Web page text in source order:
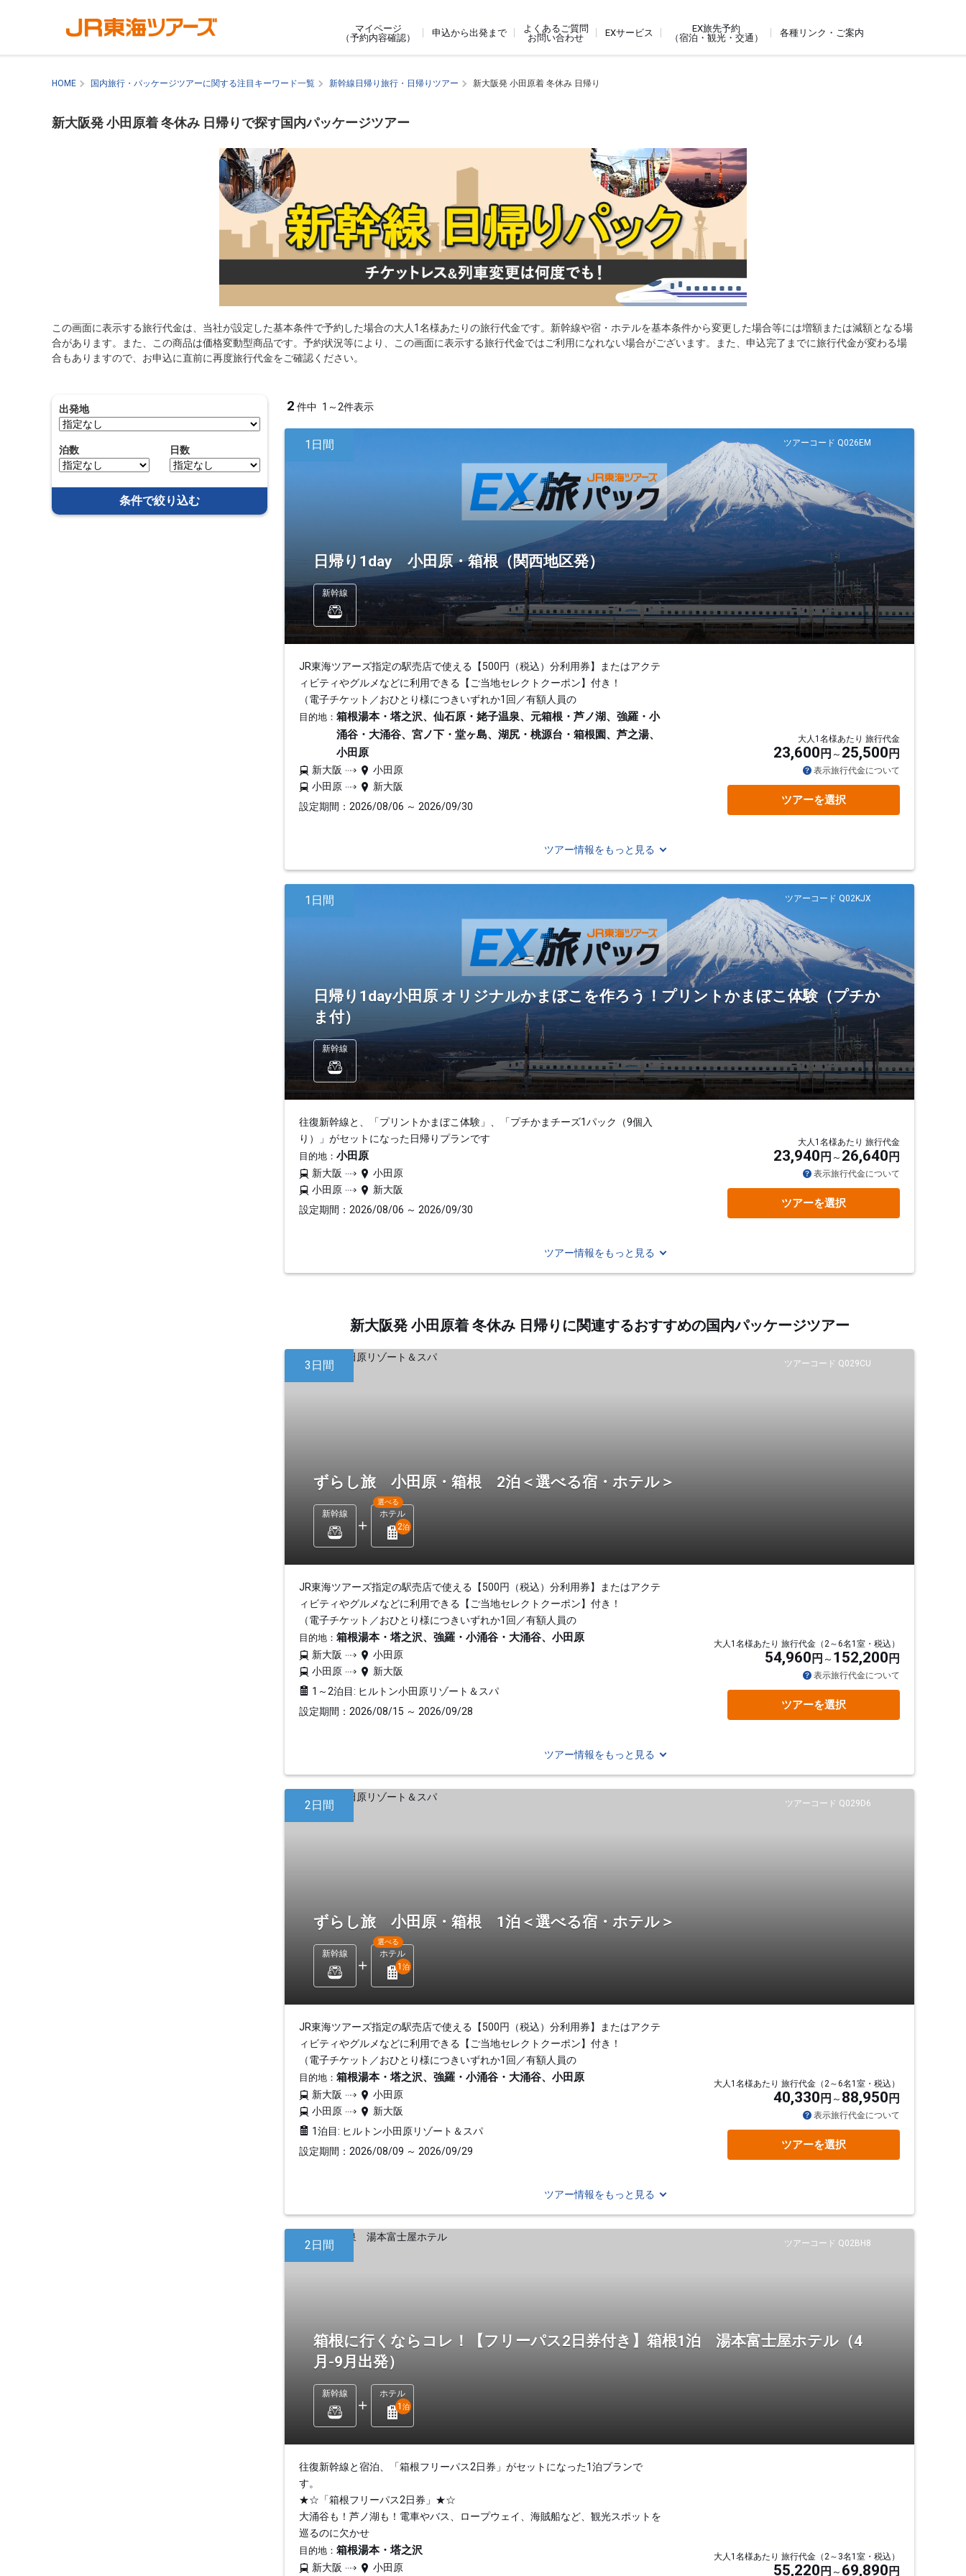
マイページ
（予約内容確認）
申込から出発まで
よくあるご質問
お問い合わせ
EXサービス
EX旅先予約
（宿泊・観光・交通）
各種リンク・ご案内
HOME 国内旅行・パッケージツアーに関する注目キーワード一覧 新幹線日帰り旅行・日帰りツアー 新大阪発 小田原着 冬休み 日帰り
新大阪発 小田原着 冬休み 日帰りで探す国内パッケージツアー
この画面に表示する旅行代金は、当社が設定した基本条件で予約した場合の大人1名様あたりの旅行代金です。新幹線や宿・ホテルを基本条件から変更した場合等には増額または減額となる場
合があります。また、この商品は価格変動型商品です。予約状況等により、この画面に表示する旅行代金ではご利用になれない場合がございます。また、申込完了までに旅行代金が変わる場
合もありますので、お申込に直前に再度旅行代金をご確認ください。
出発地
泊数 日数
条件で絞り込む
2 件中 1～2件表示
ツアーコード Q026EM
1日間
日帰り1day 小田原・箱根（関西地区発）
新幹線
JR東海ツアーズ指定の駅売店で使える【500円（税込）分利用券】またはアクテ
ィビティやグルメなどに利用できる【ご当地セレクトクーポン】付き！
（電子チケット／おひとり様につきいずれか1回／有額人員の
目的地： 箱根湯本・塔之沢、仙石原・姥子温泉、元箱根・芦ノ湖、強羅・小
涌谷・大涌谷、宮ノ下・堂ヶ島、湖尻・桃源台・箱根園、芦之湯、
小田原
新大阪
小田原
小田原
新大阪
設定期間：2026/08/06 ～ 2026/09/30
大人1名様あたり 旅行代金
23,600 円 25,500 円
表示旅行代金について
ツアーを選択
ツアー情報をもっと見る
ツアーコード Q02KJX
1日間
日帰り1day小田原 オリジナルかまぼこを作ろう！プリントかまぼこ体験（プチか
ま付）
新幹線
往復新幹線と、「プリントかまぼこ体験」、「プチかまチーズ1パック（9個入
り）」がセットになった日帰りプランです
目的地： 小田原
新大阪
小田原
小田原
新大阪
設定期間：2026/08/06 ～ 2026/09/30
大人1名様あたり 旅行代金
23,940 円 26,640 円
表示旅行代金について
ツアーを選択
ツアー情報をもっと見る
新大阪発 小田原着 冬休み 日帰りに関連するおすすめの国内パッケージツアー
ツアーコード Q029CU
3日間
ずらし旅 小田原・箱根 2泊＜選べる宿・ホテル＞
新幹線 ホテル
選べる
2泊
JR東海ツアーズ指定の駅売店で使える【500円（税込）分利用券】またはアクテ
ィビティやグルメなどに利用できる【ご当地セレクトクーポン】付き！
（電子チケット／おひとり様につきいずれか1回／有額人員の
目的地： 箱根湯本・塔之沢、強羅・小涌谷・大涌谷、小田原
新大阪
小田原
小田原
新大阪
1～2泊目: ヒルトン小田原リゾート＆スパ
設定期間：2026/08/15 ～ 2026/09/28
大人1名様あたり 旅行代金（2～6名1室・税込）
54,960 円 152,200 円
表示旅行代金について
ツアーを選択
ツアー情報をもっと見る
ツアーコード Q029D6
2日間
ずらし旅 小田原・箱根 1泊＜選べる宿・ホテル＞
新幹線 ホテル
選べる
1 泊
JR東海ツアーズ指定の駅売店で使える【500円（税込）分利用券】またはアクテ
ィビティやグルメなどに利用できる【ご当地セレクトクーポン】付き！
（電子チケット／おひとり様につきいずれか1回／有額人員の
目的地： 箱根湯本・塔之沢、強羅・小涌谷・大涌谷、小田原
新大阪
小田原
小田原
新大阪
1泊目: ヒルトン小田原リゾート＆スパ
設定期間：2026/08/09 ～ 2026/09/29
大人1名様あたり 旅行代金（2～6名1室・税込）
40,330 円 88,950 円
表示旅行代金について
ツアーを選択
ツアー情報をもっと見る
ツアーコード Q02BH8
2日間
箱根に行くならコレ！【フリーパス2日券付き】箱根1泊 湯本富士屋ホテル（4
月-9月出発）
新幹線
ホテル
1 泊
往復新幹線と宿泊、「箱根フリーパス2日券」がセットになった1泊プランで
す。
★☆「箱根フリーパス2日券」★☆
大涌谷も！芦ノ湖も！電車やバス、ロープウェイ、海賊船など、観光スポットを
巡るのに欠かせ
目的地： 箱根湯本・塔之沢
新大阪 小田原
大人1名様あたり 旅行代金（2～3名1室・税込）
55,220 円 69,890 円